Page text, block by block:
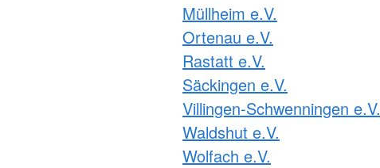
Müllheim e.V.
Ortenau e.V.
Rastatt e.V.
Säckingen e.V.
Villingen-Schwenningen e.V.
Waldshut e.V.
Wolfach e.V.